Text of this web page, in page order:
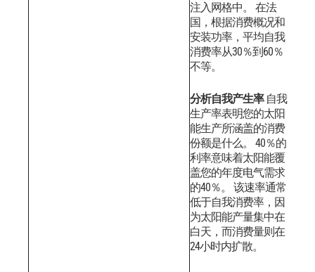
注入网格中。
在法
国，根据消费概况和
安装功率，平均自我
消费率从30％到60％
不等。
分析自我产生率自我
生产率表明您的太阳
能生产所涵盖的消费
份额是什么。 40％的
利率意味着太阳能覆
盖您的年度电气需求
的40％。
该速率通常
低于自我消费率，因
为太阳能产量集中在
白天，而消费量则在
24小时内扩散。